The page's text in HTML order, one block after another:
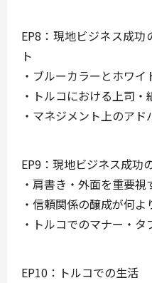
EP8：現地ビジネス成
ト
・ブルーカラーとホワ
・トルコにおける上司・
・マネジメント上のアド
EP9：現地ビジネス成
・肩書き・外面を重要視
・信頼関係の醸成が何よ
・トルコでのマナー・タ
EP10：トルコでの生活